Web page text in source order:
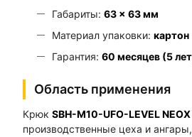
Габариты: 63 × 63 мм
Материал упаковки: картон
Гарантия: 60 месяцев (5
Область применения
Крюк SBH-M10-UFO-LEVEL NEOX
производственные цеха и